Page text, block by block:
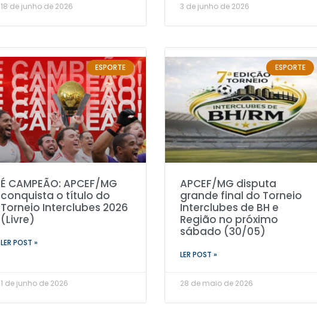
18 de junho de 2026 3 de junho de 2026
ESPORTE
É CAMPEÃO: APCEF/MG
conquista o título do
Torneio Interclubes 2026
(Livre)
LER POST »
1 de junho de 2026
ESPORTE
APCEF/MG disputa
grande final do Torneio
Interclubes de BH e
Região no próximo
sábado (30/05)
LER POST »
28 de maio de 2026